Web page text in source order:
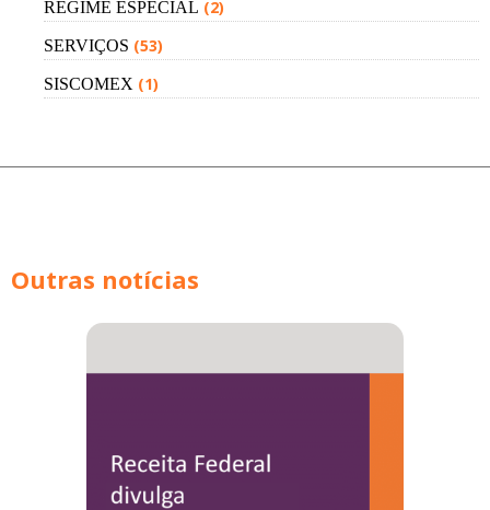
REGIME ESPECIAL (2)
SERVIÇOS (53)
SISCOMEX (1)
Outras notícias